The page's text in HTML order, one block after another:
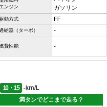
ンジン
ガソリン
動方式 FF
給器（ターボ） -
費性能 -
10・15
-km/L
満タンでどこまで走る？